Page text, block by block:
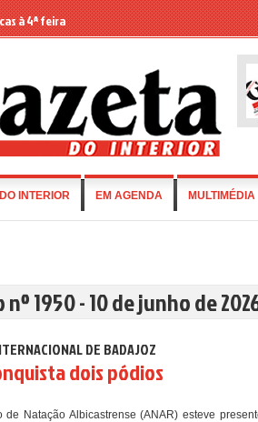
à 4ª feira
INTERIOR EM AGENDA MULTIMÉDIA
nº 1950 - 10 de junho de
DE BADAJOZ
dois pódios
de Natação Albicastrense (ANAR) esteve